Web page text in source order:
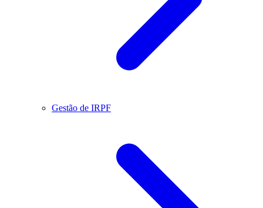
Gestão de IRPF